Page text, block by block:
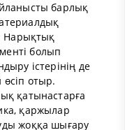
барлық
Нарықтық
болып
істерінің де
өсіп отыр.
қатынастарға
қаржылар
жоққа шығару